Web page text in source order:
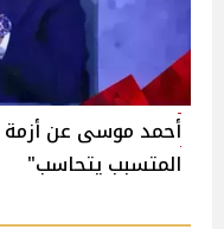
أحمد موسى عن أزمة
المتسبب يتحاسب"